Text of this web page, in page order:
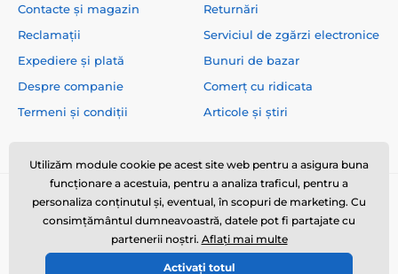
Contacte și magazin
Reclamații
Expediere și plată
Despre companie
Termeni și condiții
Returnări
Serviciul de zgărzi electronice
Bunuri de bazar
Comerț cu ridicata
Articole și știri
© 2026 www.zgarzi-electro.ro ⦁ E-shop creat de
Utilizăm module cookie pe acest site web pentru a asigura buna
funcționare a acestuia, pentru a analiza traficul, pentru a
personaliza conținutul și, eventual, în scopuri de marketing. Cu
consimțământul dumneavoastră, datele pot fi partajate cu
partenerii noștri. Aflați mai multe
Activați totul